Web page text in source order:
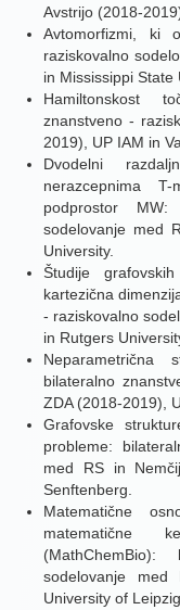
Avstrijo (2018-
Avtomorfizmi, ki
raziskovalno
in Mississippi State
Hamiltonskost
znanstveno -
2019), UP IAM in
Dvodelni
nerazcepnima
podprostor
sodelovanje med
University.
Študije
kartezična
- raziskovalno
in Rutgers
Neparametrična
bilateralno
ZDA (2018-2019),
Grafovske
probleme:
med RS in
Senftenberg.
Matematične
matematične
(MathChemBio):
sodelovanje
University of Leipzig.